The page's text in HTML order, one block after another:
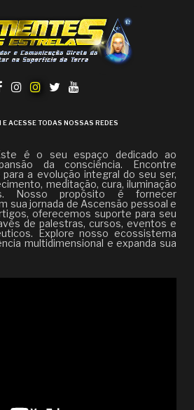
E ACESSE TODAS NOSSAS REDES
é o seu espaço dedicado ao
da consciência. Encontre
a evolução integral do seu ser,
meditação, cura, iluminação
Nosso propósito é fornecer
sua jornada de Ascensão pessoal e
oferecemos suporte para seu
de palestras, cursos, eventos e
Explore nosso ecossistema
multidimensional e expanda sua